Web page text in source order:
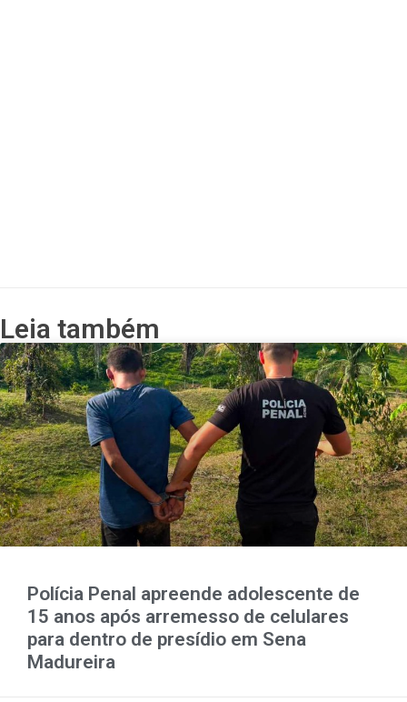
Leia também
Polícia Penal apreende adolescente de
15 anos após arremesso de celulares
para dentro de presídio em Sena
Madureira